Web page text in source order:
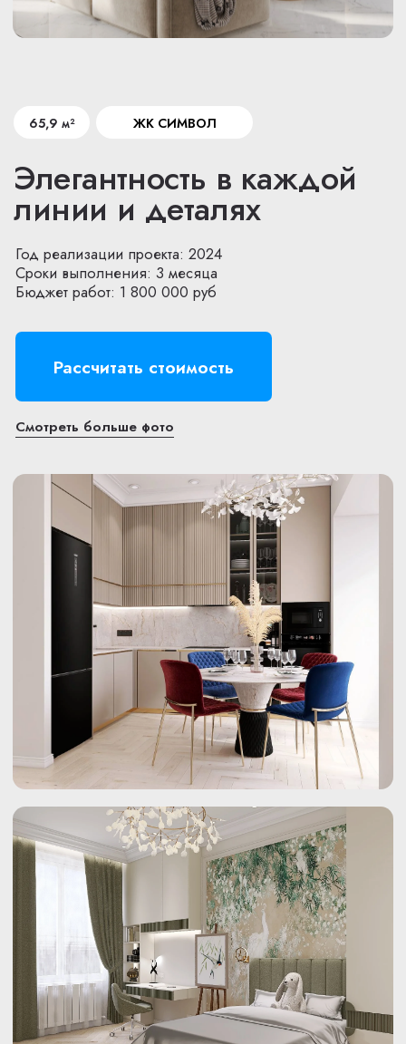
Год реализации проекта: 2025
Сроки выполнения: 5 месяцев
Бюджет работ: 3 000 000 руб
МЫ БЕРЕЖЕМ ВАШИ
ДЕНЬГИ, ВРЕМЯ И
НЕРВЫ
Составим смету
в день обращения
Инженер-сметчик бесплатно
приедет и выполнит замеры,